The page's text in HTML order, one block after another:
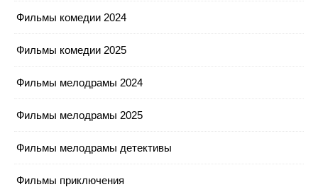
Фильмы комедии 2024
Фильмы комедии 2025
Фильмы мелодрамы 2024
Фильмы мелодрамы 2025
Фильмы мелодрамы детективы
Фильмы приключения